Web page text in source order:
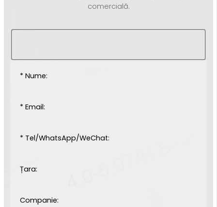
comercială.
* Nume:
* Email:
* Tel/WhatsApp/WeChat:
Țara:
Companie: